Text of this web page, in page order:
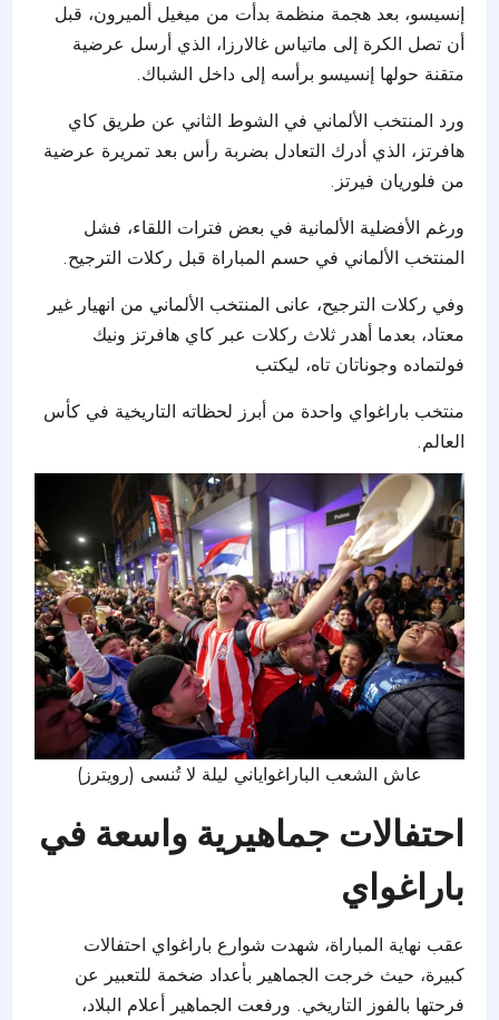
إنسيسو، بعد هجمة منظمة بدأت من ميغيل ألميرون، قبل
أن تصل الكرة إلى ماتياس غالارزا، الذي أرسل عرضية
متقنة حولها إنسيسو برأسه إلى داخل الشباك.
ورد المنتخب الألماني في الشوط الثاني عن طريق كاي
هافرتز، الذي أدرك التعادل بضربة رأس بعد تمريرة عرضية
من فلوريان فيرتز.
ورغم الأفضلية الألمانية في بعض فترات اللقاء، فشل
المنتخب الألماني في حسم المباراة قبل ركلات الترجيح.
وفي ركلات الترجيح، عانى المنتخب الألماني من انهيار غير
معتاد، بعدما أهدر ثلاث ركلات عبر كاي هافرتز ونيك
فولتماده وجوناتان تاه، ليكتب
منتخب باراغواي واحدة من أبرز لحظاته التاريخية في كأس
العالم.
عاش الشعب الباراغواياني ليلة لا تُنسى (رويترز)
احتفالات جماهيرية واسعة في
باراغواي
عقب نهاية المباراة، شهدت شوارع باراغواي احتفالات
كبيرة، حيث خرجت الجماهير بأعداد ضخمة للتعبير عن
فرحتها بالفوز التاريخي. ورفعت الجماهير أعلام البلاد،